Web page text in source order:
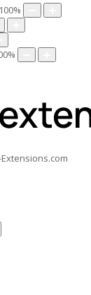
100%
%
Extensions.com